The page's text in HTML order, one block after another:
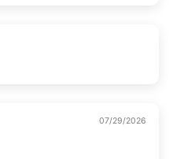
07/29/2026